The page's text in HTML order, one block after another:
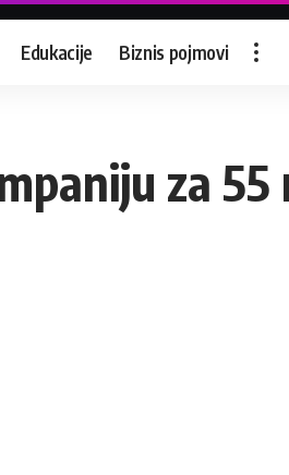
Edukacije Biznis pojmovi
za 55